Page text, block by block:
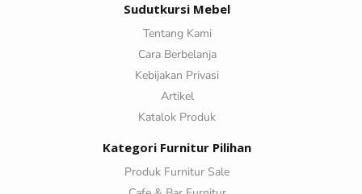
Sudutkursi Mebel
Tentang Kami
Cara Berbelanja
Kebijakan Privasi
Artikel
Katalok Produk
Kategori Furnitur Pilihan
Produk Furnitur Sale